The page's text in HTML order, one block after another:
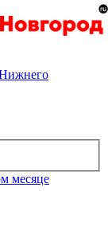
месяце